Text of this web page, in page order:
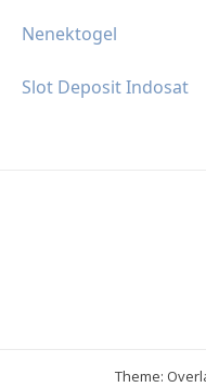
Nenektogel
Slot Deposit Indosat
Theme: